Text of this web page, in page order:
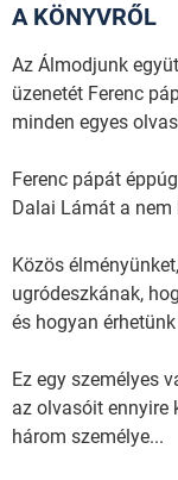
A KÖNYVRŐL
Az Álmodjunk
üzenetét Ferenc
minden egyes
Ferenc pápát
Dalai Lámát a nem
Közös
ugródeszkának,
és hogyan
Ez egy személyes
az olvasóit ennyire
három személye...